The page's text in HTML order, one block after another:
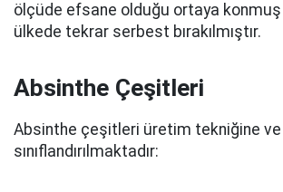
ölçüde efsane olduğu ortaya
ülkede tekrar serbest bırakılmıştır.
Absinthe Çeşitleri
Absinthe çeşitleri üretim tekniğine ve
sınıflandırılmaktadır: